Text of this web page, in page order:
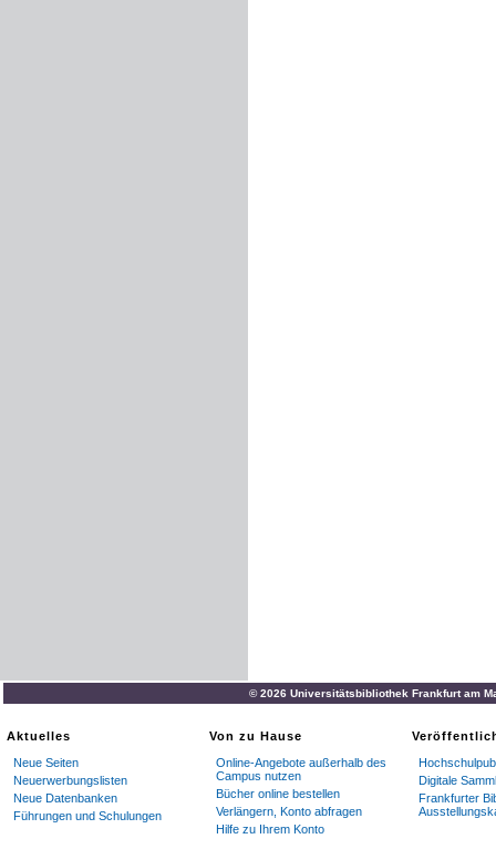
© 2026 Universitätsbibliothek Frankfurt am
Aktuelles
Neue Seiten
Neuerwerbungslisten
Neue Datenbanken
Führungen und Schulungen
Von zu Hause
Online-Angebote außerhalb des
Campus nutzen
Bücher online bestellen
Verlängern, Konto abfragen
Hilfe zu Ihrem Konto
Digitale
Frankfurter